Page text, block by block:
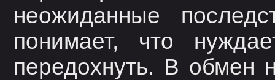
неожиданные
понимает, что
передохнуть. В обмен